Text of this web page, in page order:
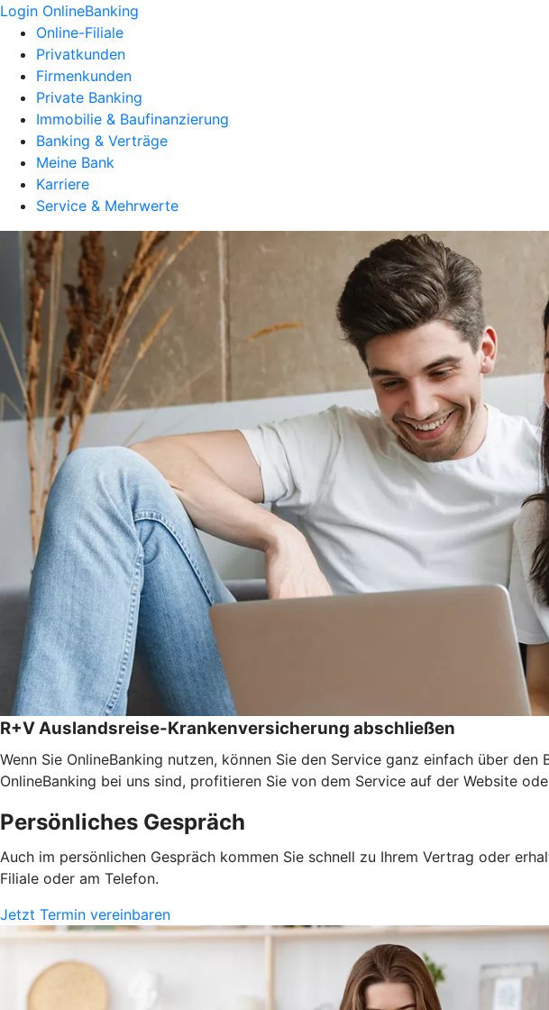
Login OnlineBanking
Online-Filiale
Privatkunden
Firmenkunden
Private Banking
Immobilie & Baufinanzierung
Banking & Verträge
Meine Bank
Karriere
Service & Mehrwerte
R+V Auslandsreise-Krankenversicherung abschließen
Wenn Sie OnlineBanking nutzen, können Sie den Service ganz einfach über
OnlineBanking bei uns sind, profitieren Sie von dem Service auf der Website
Persönliches Gespräch
Auch im persönlichen Gespräch kommen Sie schnell zu Ihrem Vertrag oder
Filiale oder am Telefon.
Jetzt Termin vereinbaren